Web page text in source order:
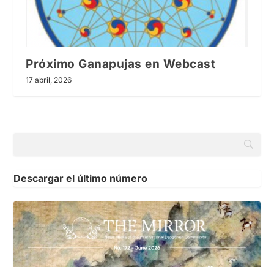
Próximo Ganapujas en Webcast
17 abril, 2026
Descargar el último número